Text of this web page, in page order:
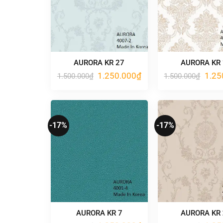
AURORA KR 27
1.500.000₫ Giá
1.250.000₫Giá
1.250.000₫.
AURORA KR
1.500.000₫ Giá
-17%
AURORA KR 7
-17%
AURORA KR